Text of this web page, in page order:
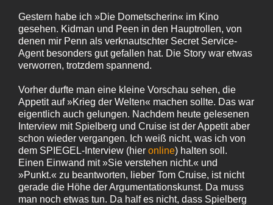
Gestern habe ich »Die Dometscherin« im Kino
gesehen. Kidman und Peen in den Hauptrollen, von
denen mir Penn als verknautschter Secret Service-
Agent besonders gut gefallen hat. Die Story war etwas
verworren, trotzdem spannend.
Vorher durfte man eine kleine Vorschau sehen, die
Appetit auf »Krieg der Welten« machen sollte. Das war
eigentlich auch gelungen. Nachdem heute gelesenen
Interview mit Spielberg und Cruise ist der Appetit aber
schon wieder vergangen. Ich weiß nicht, was ich von
dem SPIEGEL-Interview (hier online) halten soll.
Einen Einwand mit »Sie verstehen nicht.« und
»Punkt.« zu beantworten, lieber Tom Cruise, ist nicht
gerade die Höhe der Argumentationskunst. Da muss
man noch etwas tun. Da half es nicht, dass Spielberg